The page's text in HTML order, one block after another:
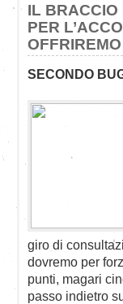
IL BRACCIO
PER
SECONDO
giro di
dovremo per
punti, magari
passo indietro